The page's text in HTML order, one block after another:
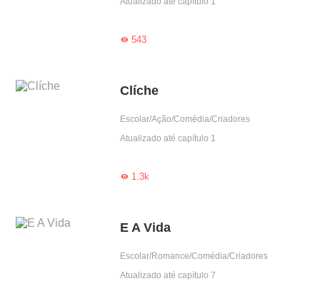
543
Clíche
Escolar/Ação/Comédia/Criadores
Atualizado até capítulo 1
1.3k
E A Vida
Escolar/Romance/Comédia/Criadores
Atualizado até capítulo 7